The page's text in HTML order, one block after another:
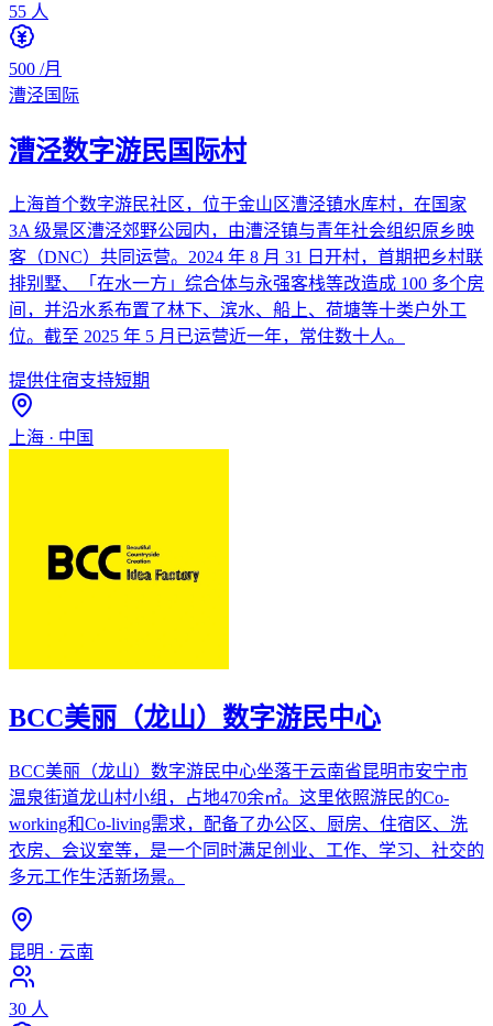
55 人
500 /月
漕泾国际
漕泾数字游民国际村
上海首个数字游民社区，位于金山区漕泾镇水库村，在国家
3A 级景区漕泾郊野公园内，由漕泾镇与青年社会组织原乡映
客（DNC）共同运营。2024 年 8 月 31 日开村，首期把乡村联
排别墅、「在水一方」综合体与永强客栈等改造成 100 多个房
间，并沿水系布置了林下、滨水、船上、荷塘等十类户外工
位。截至 2025 年 5 月已运营近一年，常住数十人。
提供住宿支持短期
上海 · 中国
BCC美丽（龙山）数字游民中心
BCC美丽（龙山）数字游民中心坐落于云南省昆明市安宁市
温泉街道龙山村小组，占地470余㎡。这里依照游民的Co-
working和Co-living需求，配备了办公区、厨房、住宿区、洗
衣房、会议室等，是一个同时满足创业、工作、学习、社交的
多元工作生活新场景。
昆明 · 云南
30 人